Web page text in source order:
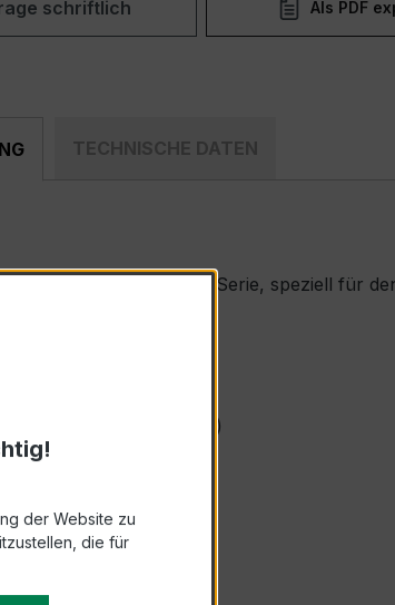
schriftlich Als PDF
TECHNISCHE DATEN
bewährten EASKD-Serie, speziell für
entwickelt.
1 A)
der Website zu
die für